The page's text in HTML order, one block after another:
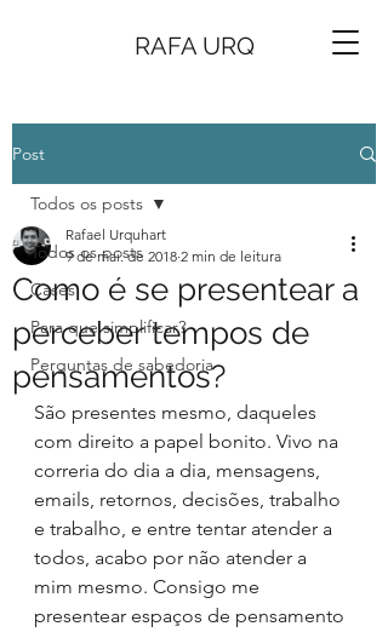
RAFA URQ
Post
Todos os posts
Cases
Para que simplificar?
Perguntas de sabedoria
Todos os posts
Como é se presentear a
perceber tempos de
pensamentos?
Rafael Urquhart
9 de mai. de 2018 2 min de leitura
São presentes mesmo, daqueles
com direito a papel bonito. Vivo na
correria do dia a dia, mensagens,
emails, retornos, decisões, trabalho
e trabalho, e entre tentar atender a
todos, acabo por não atender a
mim mesmo. Consigo me
presentear espaços de pensamento